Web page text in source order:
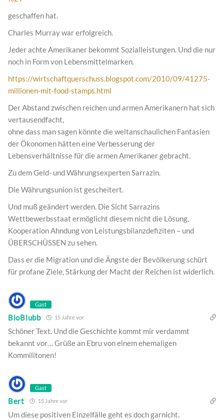
geschaffen hat.
Charles Murray war erfolgreich.
Jeder achte Amerikaner bekommt Sozialleistungen. Und die nur
noch in Form von Lebensmittelmarken.
https://wirtschaftquerschuss.blogspot.com/2010/09/41275-
millionen-mit-food-stamps.html
Der Abstand zwischen reichen und armen Amerikanern hat sich
vertausendfacht,
ohne dass man sagen könnte die weltanschaulichen Fantasien
der Ökonomen hätten eine Verbesserung der
Lebensverhältnisse für die armen Amerikaner gebracht.
Zu dem Geld- und Währungsexperten Sarrazin.
Die Währungsunion ist gescheitert.
Und muß geändert werden. Die Sicht Sarrazins
Wettbewerbsstaat ermöglicht diesem nicht die Lösung,
Kooperation Ahndung von Leistungsbilanzdefiziten – und
ÜBERSCHÜSSEN zu sehen.
Dass er die Migration und die Ängste der Bevölkerung schürt
für profane Ziele, Stärkung der Macht der Reichen ist widerlich.
Gast
BioBlubb 15 Jahre vor
Schöner Text. Und die Geschichte kommt mir verdammt
bekannt vor… Grüße an Ebru von einem ehemaligen
Kommilitonen!
Gast
Bert 15 Jahre vor
Um diese positiven Einzelfälle geht es doch garnicht.